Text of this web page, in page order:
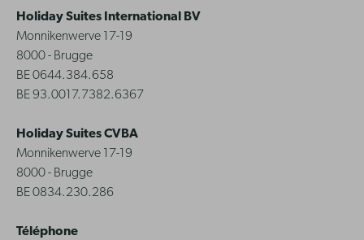
Holiday Suites International BV
Monnikenwerve 17-19
8000 - Brugge
BE 0644.384.658
BE 93.0017.7382.6367
Holiday Suites CVBA
Monnikenwerve 17-19
8000 - Brugge
BE 0834.230.286
Téléphone